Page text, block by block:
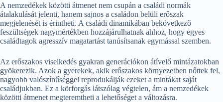
A nemzedékek közötti átmenet nem csupán a családi normák
átalakulását jelenti, hanem sajnos a családon belüli erőszak
megjelenését is érintheti. A családi dinamikában bekövetkező
feszültségek nagymértékben hozzájárulhatnak ahhoz, hogy egyes
családtagok agresszív magatartást tanúsítsanak egymással szemben.
Az erőszakos viselkedés gyakran generációkon átívelő mintázatokban
gyökerezik. Azok a gyerekek, akik erőszakos környezetben nőttek fel,
nagyobb valószínűséggel reprodukálják ezeket a mintákat saját
családjukban. Ez a körforgás látszólag végtelen, ám a nemzedékek
közötti átmenet megteremtheti a lehetőséget a változásra.